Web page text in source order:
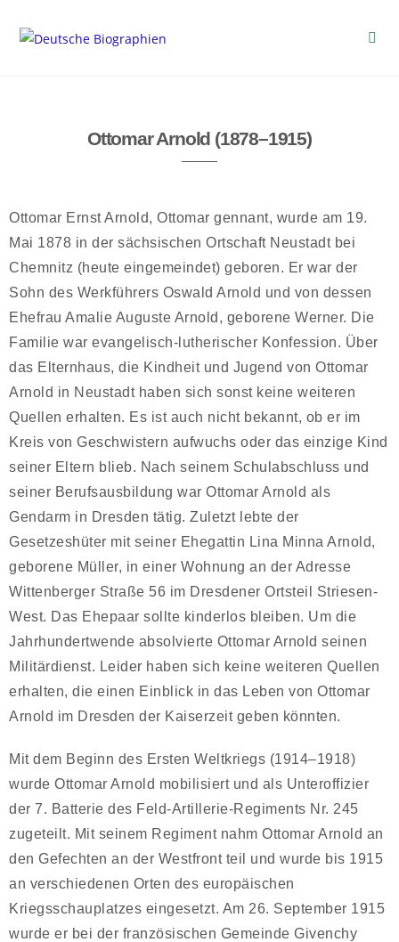
Ottomar Arnold (1878–1915)
Ottomar Ernst Arnold, Ottomar gennant, wurde am 19.
Mai 1878 in der sächsischen Ortschaft Neustadt bei
Chemnitz (heute eingemeindet) geboren. Er war der
Sohn des Werkführers Oswald Arnold und von dessen
Ehefrau Amalie Auguste Arnold, geborene Werner. Die
Familie war evangelisch-lutherischer Konfession. Über
das Elternhaus, die Kindheit und Jugend von Ottomar
Arnold in Neustadt haben sich sonst keine weiteren
Quellen erhalten. Es ist auch nicht bekannt, ob er im
Kreis von Geschwistern aufwuchs oder das einzige Kind
seiner Eltern blieb. Nach seinem Schulabschluss und
seiner Berufsausbildung war Ottomar Arnold als
Gendarm in Dresden tätig. Zuletzt lebte der
Gesetzeshüter mit seiner Ehegattin Lina Minna Arnold,
geborene Müller, in einer Wohnung an der Adresse
Wittenberger Straße 56 im Dresdener Ortsteil Striesen-
West. Das Ehepaar sollte kinderlos bleiben. Um die
Jahrhundertwende absolvierte Ottomar Arnold seinen
Militärdienst. Leider haben sich keine weiteren Quellen
erhalten, die einen Einblick in das Leben von Ottomar
Arnold im Dresden der Kaiserzeit geben könnten.
Mit dem Beginn des Ersten Weltkriegs (1914–1918)
wurde Ottomar Arnold mobilisiert und als Unteroffizier
der 7. Batterie des Feld-Artillerie-Regiments Nr. 245
zugeteilt. Mit seinem Regiment nahm Ottomar Arnold an
den Gefechten an der Westfront teil und wurde bis 1915
an verschiedenen Orten des europäischen
Kriegsschauplatzes eingesetzt. Am 26. September 1915
wurde er bei der französischen Gemeinde Givenchy